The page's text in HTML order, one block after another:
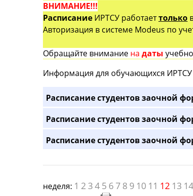
ВНИМАНИЕ!!!
Расписание ИРТСУ работаеттолько
Авторизация в системе Modeus по
Обращайте внимание на даты
Информация для обучающихся
Расписание студентов заочной
Расписание студентов заочной
Расписание студентов заочной
неделя: 1 2 3 4 5 6 7 8 9 10 11 12 13 14